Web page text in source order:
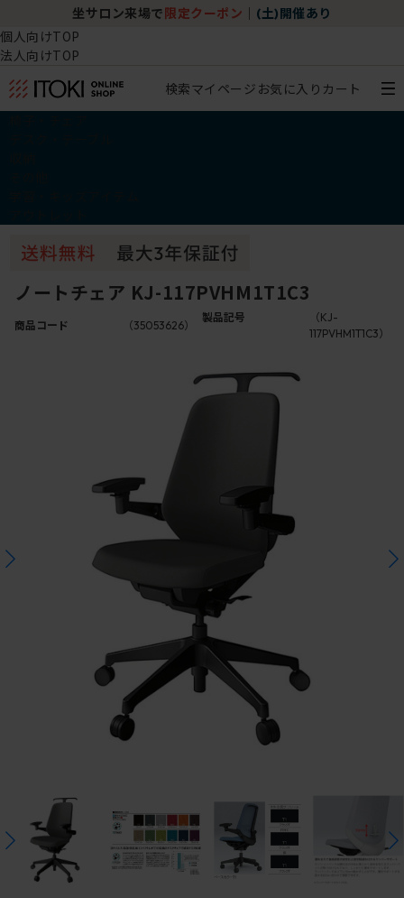
坐サロン来場で 限定クーポン (土)開催あり
個人向けTOP
法人向けTOP
検索マイページ お気に入り カート
ノートチェア KJ-117PVHM1T1C3
商品コード （35053626）
製品記号
（KJ-
117PVHM1T1C3）